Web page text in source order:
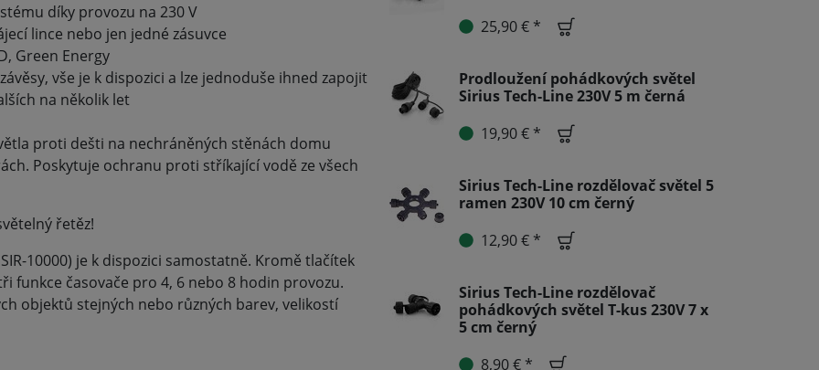
díky provozu na 230 V
lince nebo jen jedné zásuvce
Green Energy
vše je k dispozici a lze jednoduše ihned zapojit
na několik let
proti dešti na nechráněných stěnách domu
Poskytuje ochranu proti stříkající vodě ze všech
řetěz!
10000) je k dispozici samostatně. Kromě tlačítek
funkce časovače pro 4, 6 nebo 8 hodin provozu.
objektů stejných nebo různých barev, velikostí
25,90 € *
Prodloužení pohádkových světel
Sirius Tech-Line 230V 5 m černá
19,90 € *
Sirius Tech-Line rozdělovač světel 5
ramen 230V 10 cm černý
12,90 € *
Sirius Tech-Line rozdělovač
pohádkových světel T-kus 230V 7 x
5 cm černý
8,90 € *